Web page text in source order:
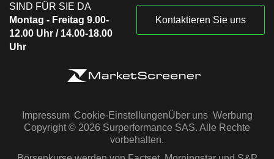
SIND FÜR SIE DA
Montag - Freitag 9.00-
12.00 Uhr / 14.00-18.00
Uhr
Kontaktieren Sie uns
Impressum Cookie-EinstellungenÜber uns Werbung
Copyright © 2026 Surperformance SAS. Alle Rechte
vorbehalten.